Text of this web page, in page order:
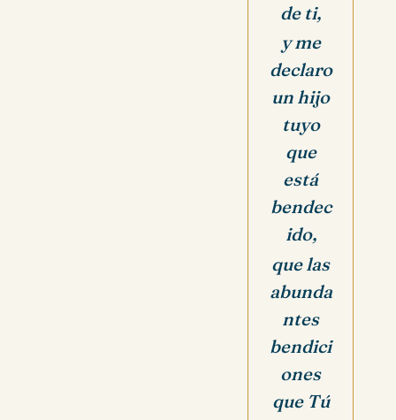
de ti,
y me
declaro
un hijo
tuyo
que
está
bendec
ido,
que las
abunda
ntes
bendici
ones
que Tú